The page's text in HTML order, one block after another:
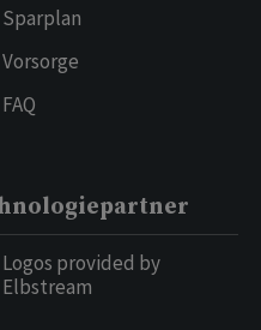
Sparplan
Vorsorge
FAQ
Logos provided by
Elbstream